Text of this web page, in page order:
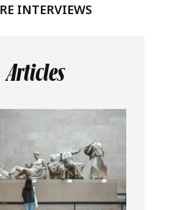
INTERVIEWS
Articles